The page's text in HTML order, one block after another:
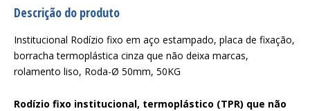
Descrição do produto
Institucional Rodízio fixo em aço estampado, placa de fixação,
borracha termoplástica cinza que não deixa marcas,
rolamento liso, Roda-Ø 50mm, 50KG
Rodízio fixo institucional, termoplástico (TPR) que não